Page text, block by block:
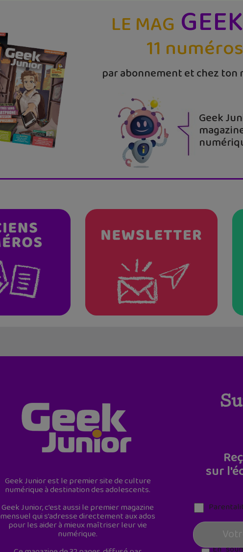
LE MAG
11
par abonnement et chez ton
Geek
Geek Junior est le premier site de culture
numérique à destination des adolescents.
Geek Junior, c’est aussi le premier magazine
mensuel qui s’adresse directement aux ados
pour les aider à mieux maîtriser leur vie
numérique.
sur
En